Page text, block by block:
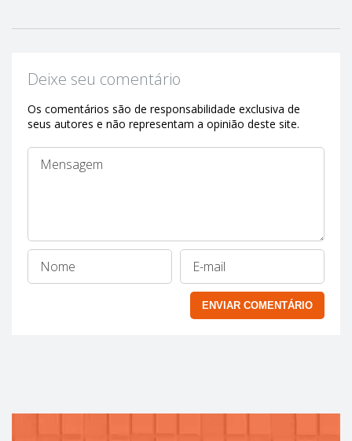
Deixe seu comentário
Os comentários são de responsabilidade exclusiva de
seus autores e não representam a opinião deste site.